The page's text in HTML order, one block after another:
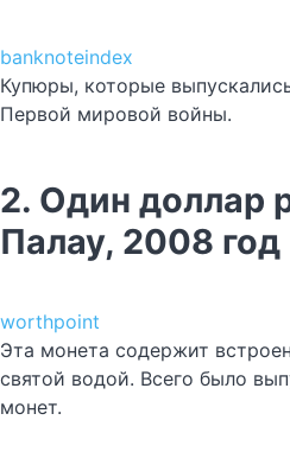
banknoteindex
Купюры, которые
Первой мировой войны.
2. Один доллар
Палау, 2008 год
worthpoint
Эта монета содержит
святой водой. Всего было
монет.